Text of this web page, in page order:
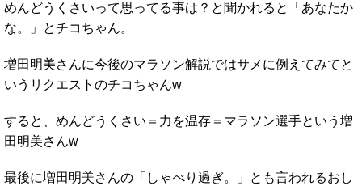
めんどうくさいって思ってる事は？と聞かれると「あなたか
な。」とチコちゃん。
増田明美さんに今後のマラソン解説ではサメに例えてみてと
いうリクエストのチコちゃんw
すると、めんどうくさい＝力を温存＝マラソン選手という増
田明美さんw
最後に増田明美さんの「しゃべり過ぎ。」とも言われるおし